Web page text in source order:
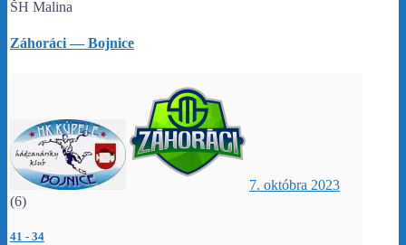
ŠH Malina
Záhoráci — Bojnice
7. októbra 2023
(6)
41 - 34